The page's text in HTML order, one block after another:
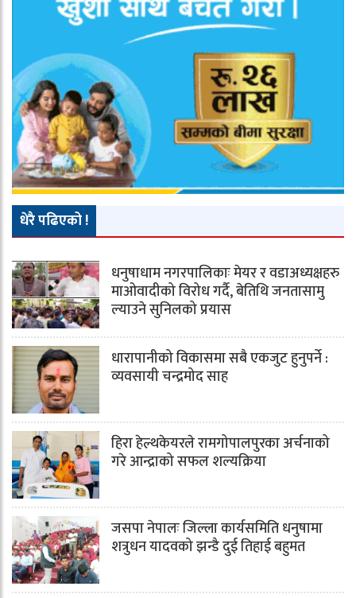
धेरै पढिएको !
धनुषाधाम नगरपालिकाः मेयर र वडाअध्यक्षहरु
माओवादीको विरोध गर्दै, बेतिथि जनतासामु
ल्याउने सुनिलको प्रयास
धारापानीको विकासमा सबै एकजुट हुनुपर्ने :
व्यवसायी चन्द्रमोद साह
हिरा हेल्थकेयरले रामगोपालपुरका अर्चनाको
गरे आन्द्राको सफल शल्यक्रिया
जसपा नेपालः जिल्ला कार्यसमिति धनुषामा
शत्रुधन यादवको झन्डै दुई तिहाई बहुमत